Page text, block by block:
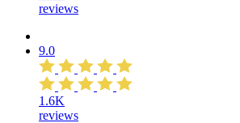
reviews
9.0
1.6K
reviews